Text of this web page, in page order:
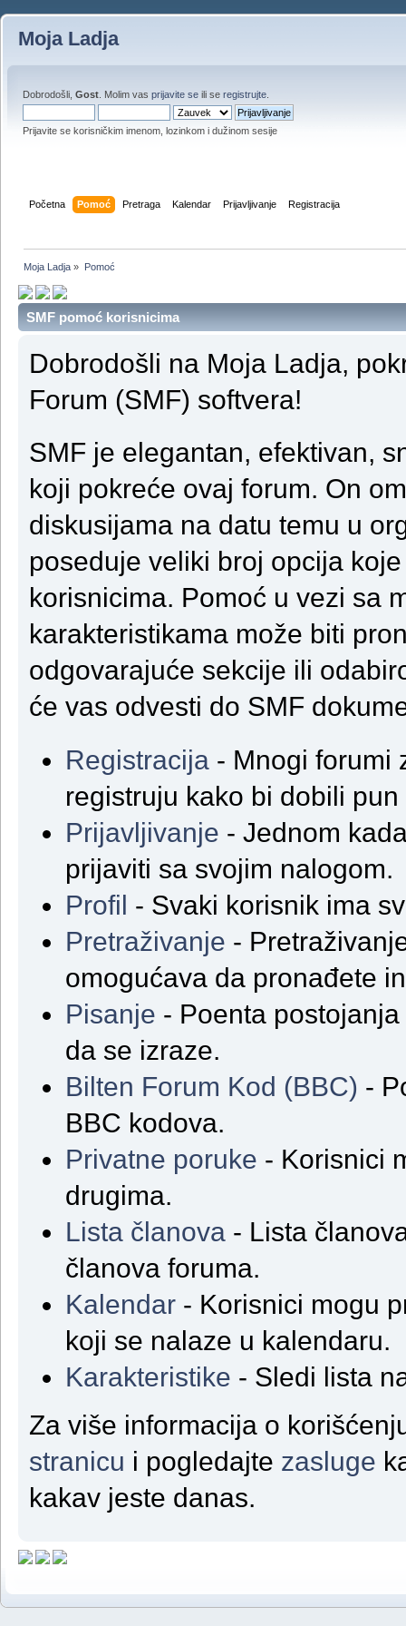
Moja Ladja
Dobrodošli, Gost . Molim vas prijavite se ili se registrujte
Prijavite se korisničkim imenom, lozinkom i dužinom sesije
Početna Pomoć Pretraga Kalendar Prijavljivanje Registracija
Moja Ladja » Pomoć
SMF pomoć korisnicima
Dobrodošli na Moja Ladja,
Forum (SMF) softvera!
SMF je elegantan, efektivan,
koji pokreće ovaj forum. On
diskusijama na datu temu u
poseduje veliki broj opcija
korisnicima. Pomoć u vezi sa
karakteristikama može biti
odgovarajuće sekcije ili
će vas odvesti do SMF
Registracija - Mnogi forumi
registruju kako bi dobili
Prijavljivanje - Jednom
prijaviti sa svojim nalogom.
Profil - Svaki korisnik ima
Pretraživanje -
omogućava da pronađete
Pisanje - Poenta
da se izraze.
Bilten Forum Kod (BBC) -
BBC kodova.
Privatne poruke - Korisnici
drugima.
Lista članova - Lista
članova foruma.
Kalendar - Korisnici mogu
koji se nalaze u kalendaru.
Karakteristike - Sledi lista
Za više informacija o
stranicu i pogledajte zasluge
kakav jeste danas.